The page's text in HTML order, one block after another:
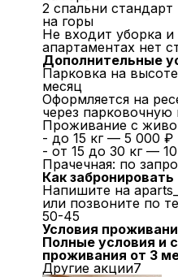
2 спальни
на горы
Не входит уборка и
апартаментах нет
Дополнительные
Парковка на
месяц
Оформляется на
через парковочную
Проживание с
- до 15 кг — 5 000 ₽
- от 15 до 30 кг —
Прачечная: по
Как забронировать
Напишите на
или позвоните по
50-45
Условия
Полные условия и
проживания от 3
Другие акции7